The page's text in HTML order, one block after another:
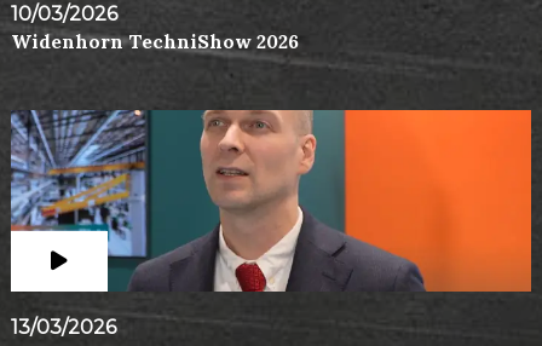
10/03/2026
Widenhorn TechniShow 2026
13/03/2026